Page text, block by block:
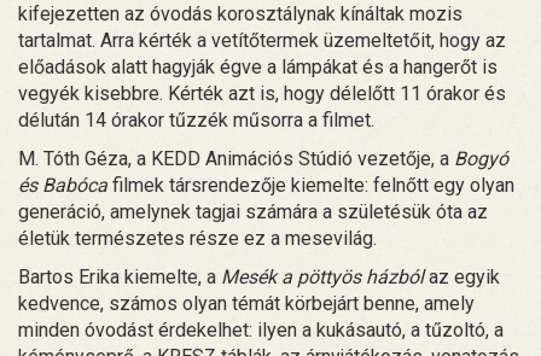
kifejezetten az óvodás korosztálynak kínáltak mozis
tartalmat. Arra kérték a vetítőtermek üzemeltetőit, hogy az
előadások alatt hagyják égve a lámpákat és a hangerőt is
vegyék kisebbre. Kérték azt is, hogy délelőtt 11 órakor és
délután 14 órakor tűzzék műsorra a filmet.
M. Tóth Géza, a KEDD Animációs Stúdió vezetője, a Bogyó
és Babóca filmek társrendezője kiemelte: felnőtt egy olyan
generáció, amelynek tagjai számára a születésük óta az
életük természetes része ez a mesevilág.
Bartos Erika kiemelte, a Mesék a pöttyös házbólaz egyik
kedvence, számos olyan témát körbejárt benne, amely
minden óvodást érdekelhet: ilyen a kukásautó, a tűzoltó, a